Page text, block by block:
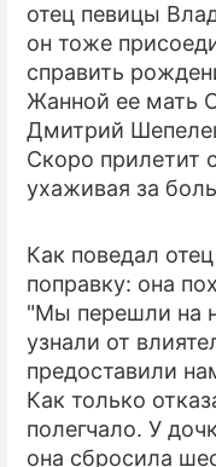
отец певицы
он тоже
справить
Жанной ее мать
Дмитрий
Скоро прилетит
ухаживая за
Как поведал
поправку: она
"Мы перешли на
узнали от
предоставили
Как только
полегчало. У
она сбросила